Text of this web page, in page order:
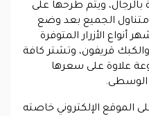
بالرجال، ويتم طرحها على
الجميع بعد وضع
الأزرار المتوفرة
قريفون، وتشتر كافة
علاوة على سعرها
الوسطى.
الإلكتروني خاصته